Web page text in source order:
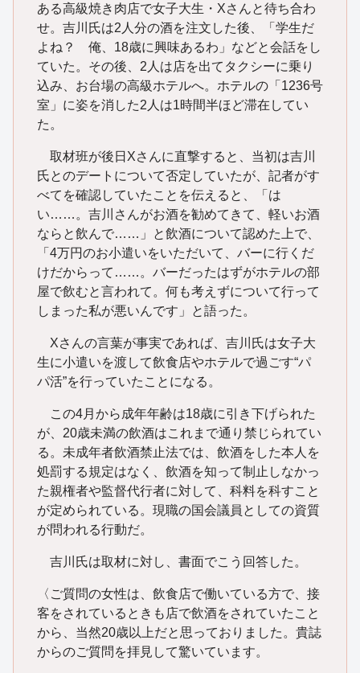
ある高級焼き肉店で女子大生・Xさんと待ち合わ
せ。吉川氏は2人分の酒を注文した後、「学生だ
よね？ 俺、18歳に興味あるわ」などと会話をし
ていた。その後、2人は店を出てタクシーに乗り
込み、お台場の高級ホテルへ。ホテルの「1236号
室」に姿を消した2人は1時間半ほど滞在してい
た。
取材班が後日Xさんに直撃すると、当初は吉川
氏とのデートについて否定していたが、記者がす
べてを確認していたことを伝えると、「は
い……。吉川さんがお酒を勧めてきて、軽いお酒
ならと飲んで……」と飲酒について認めた上で、
「4万円のお小遣いをいただいて、バーに行くだ
けだからって……。バーだったはずがホテルの部
屋で飲むと言われて。何も考えずについて行って
しまった私が悪いんです」と語った。
Xさんの言葉が事実であれば、吉川氏は女子大
生に小遣いを渡して飲食店やホテルで過ごす“パ
パ活”を行っていたことになる。
この4月から成年年齢は18歳に引き下げられた
が、20歳未満の飲酒はこれまで通り禁じられてい
る。未成年者飲酒禁止法では、飲酒をした本人を
処罰する規定はなく、飲酒を知って制止しなかっ
た親権者や監督代行者に対して、科料を科すこと
が定められている。現職の国会議員としての資質
が問われる行動だ。
吉川氏は取材に対し、書面でこう回答した。
〈ご質問の女性は、飲食店で働いている方で、接
客をされているときも店で飲酒をされていたこと
から、当然20歳以上だと思っておりました。貴誌
からのご質問を拝見して驚いています。